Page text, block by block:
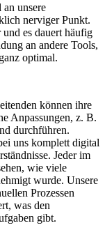
an unsere
nerviger Punkt.
und es dauert häufig
an andere Tools,
optimal.
können ihre
Anpassungen, z. B.
durchführen.
uns komplett digital
Jeder im
wie viele
wurde. Unsere
Prozessen
was den
gibt.